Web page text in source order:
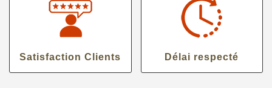
Satisfaction Clients Délai respecté